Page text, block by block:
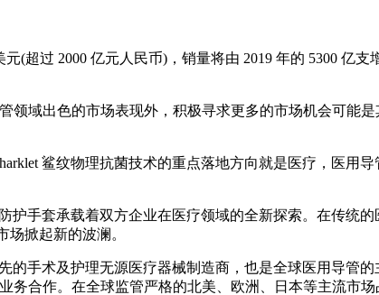
过 2000 亿元人民币)，销量将由 2019 年的 5300 亿支
出色的市场表现外，积极寻求更多的市场机会可能是
鲨纹物理抗菌技术的重点落地方向就是医疗，医用导
手套承载着双方企业在医疗领域的全新探索。在传统
掀起新的波澜。
手术及护理无源医疗器械制造商，也是全球医用导管的
合作。在全球监管严格的北美、欧洲、日本等主流市